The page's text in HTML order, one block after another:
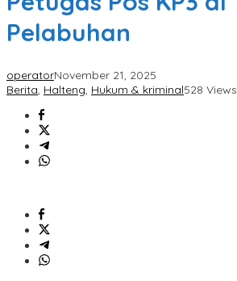
Pelabuhan
operatorNovember 21, 2025
Berita, Halteng, Hukum & kriminal528 Views